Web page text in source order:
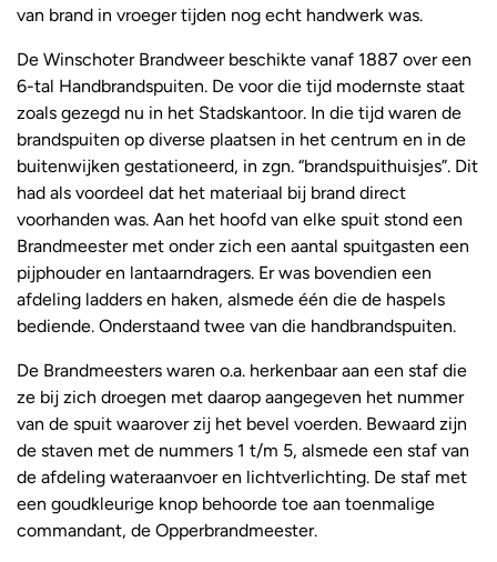
van brand in vroeger tijden nog echt handwerk was.
De Winschoter Brandweer beschikte vanaf 1887 over een
6-tal Handbrandspuiten. De voor die tijd modernste staat
zoals gezegd nu in het Stadskantoor. In die tijd waren de
brandspuiten op diverse plaatsen in het centrum en in de
buitenwijken gestationeerd, in zgn. “brandspuithuisjes”. Dit
had als voordeel dat het materiaal bij brand direct
voorhanden was. Aan het hoofd van elke spuit stond een
Brandmeester met onder zich een aantal spuitgasten een
pijphouder en lantaarndragers. Er was bovendien een
afdeling ladders en haken, alsmede één die de haspels
bediende. Onderstaand twee van die handbrandspuiten.
De Brandmeesters waren o.a. herkenbaar aan een staf die
ze bij zich droegen met daarop aangegeven het nummer
van de spuit waarover zij het bevel voerden. Bewaard zijn
de staven met de nummers 1 t/m 5, alsmede een staf van
de afdeling wateraanvoer en lichtverlichting. De staf met
een goudkleurige knop behoorde toe aan toenmalige
commandant, de Opperbrandmeester.